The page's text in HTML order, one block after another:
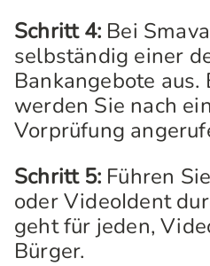
Schritt 4: Bei
selbständig einer
Bankangebote
werden Sie nach
Vorprüfung
Schritt 5: Führen
oder VideoIdent
geht für jeden,
Bürger.